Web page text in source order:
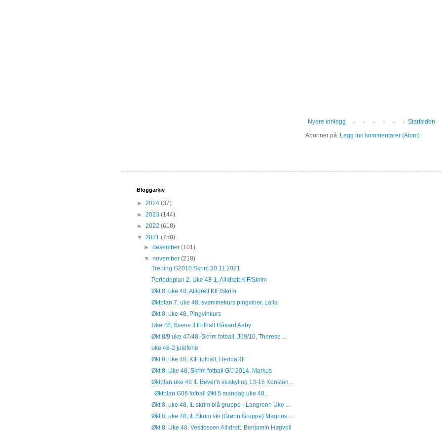
Nyere innlegg
Startsiden
Abonner på: Legg inn kommentarer (Atom)
Bloggarkiv
► 2024 (37)
► 2023 (144)
► 2022 (618)
▼ 2021 (750)
►desember(101)
▼november(218)
Trening G2010 Skrim 30.11.2021
Periodeplan 2, Uke 48-1, Allidrett KIF/Skrim
Økt 8, uke 48, Allidrett KIF/Skrim
Øktplan 7, uke 48: svømmekurs pingviner, Laila
Økt 8, uke 48, Pingvinkurs
Uke 48, Svene il Fotball Håvard Aaby
Økt 8/9 uke 47/48, Skrim fotball, J09/10, Therese ...
uke 48-2 juleferie
Økt 8, uke 48, KIF fotball, HeddaRF
Økt 8, Uke 48, Skrim fotball G/J 2014, Markus
Øktplan uke 48 IL Bever'n skiskyting 13-16 Konstan...
Øktplan G06 fotball Økt 5 mandag uke 48...
Økt 8, uke 48, IL skrim blå gruppe - Langrenn Uke ...
Økt 8, uke 48, IL Skrim ski (Grønn Gruppe) Magnus ...
Økt 8. Uke 48. Vestfossen Allidrett. Benjamin Høgvoll